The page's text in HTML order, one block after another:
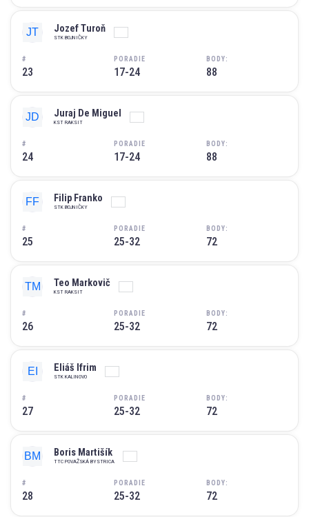
#
23
Jozef Turoň
STK BOJNIČKY
PORADIE
17-24
BODY:
88
#
24
Juraj De Miguel
KST RAKSIT
PORADIE
17-24
BODY:
88
#
25
Filip Franko
STK BOJNIČKY
PORADIE
25-32
BODY:
72
#
26
Teo Markovič
KST RAKSIT
PORADIE
25-32
BODY:
72
#
27
Eliáš Ifrim
STK KALINOVO
PORADIE
25-32
BODY:
72
#
28
Boris Martišík
TTC POVAŽSKÁ BYSTRICA
PORADIE
25-32
BODY:
72